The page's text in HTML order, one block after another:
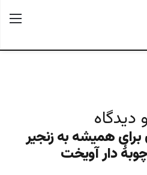
دیدگاه
برای همیشه به زنجیر
دار آویخت